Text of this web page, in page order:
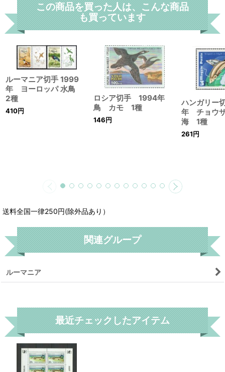
この商品を買った人は、こんな商品
も買っています
ルーマニア切手 1999
年 ヨーロッパ 水鳥
2種
410円
ロシア切手 1994年
鳥 カモ 1種
146円
ハンガリ
年 チョウ
海 1種
261円
送料全国一律250円(除外品あり）
関連グループ
ルーマニア
最近チェックしたアイテム